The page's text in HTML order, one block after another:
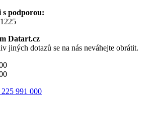
podporou:
Datart.cz
jiných dotazů se na nás neváhejte obrátit.
991 000